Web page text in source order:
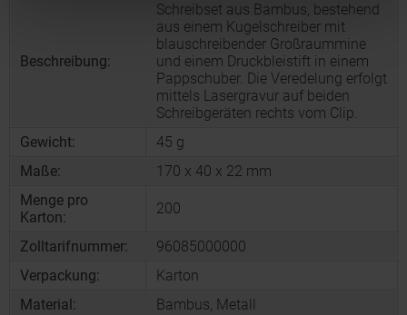
Beschreibung:
Schreibset aus Bambus, bestehend
aus einem Kugelschreiber mit
blauschreibender Großraummine
und einem Druckbleistift in einem
Pappschuber. Die Veredelung erfolgt
mittels Lasergravur auf beiden
Schreibgeräten rechts vom Clip.
Gewicht:
45 g
Maße:
170 x 40 x 22 mm
Menge pro
Karton:
200
Zolltarifnummer:
96085000000
Verpackung:
Karton
Material:
Bambus, Metall